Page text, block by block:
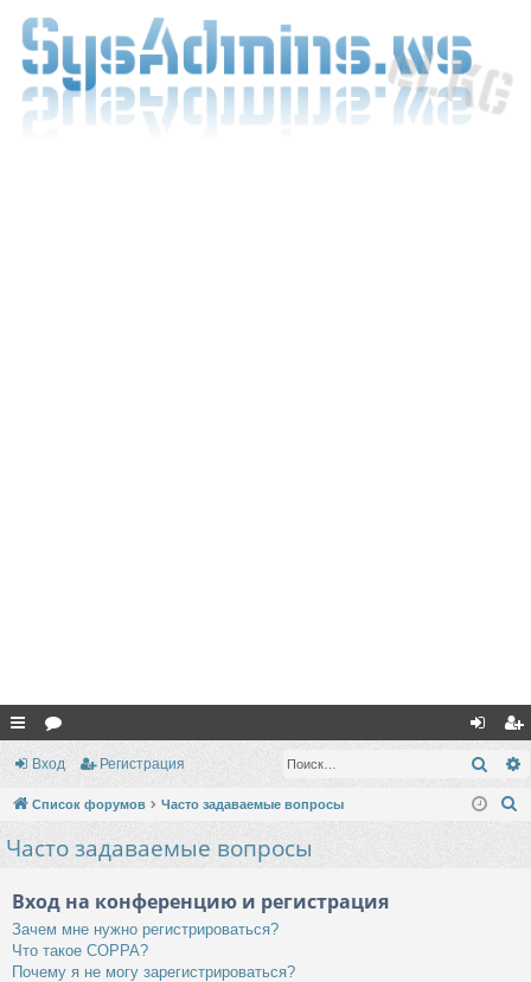
с
ы
ор хо
д
ег
ис
Вход Регистрация
Список форумов Часто задаваемые вопросы
Часто задаваемые вопросы
Вход на конференцию и регистрация
Зачем мне нужно регистрироваться?
Что такое COPPA?
Почему я не могу зарегистрироваться?